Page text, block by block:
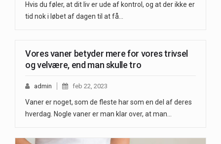
Hvis du føler, at dit liv er ude af kontrol, og at der ikke er
tid nok i løbet af dagen til at få…
Vores vaner betyder mere for vores trivsel
og velvære, end man skulle tro
admin feb 22, 2023
Vaner er noget, som de fleste har som en del af deres
hverdag. Nogle vaner er man klar over, at man…